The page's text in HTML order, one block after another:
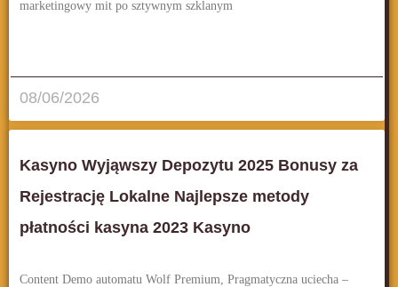
marketingowy mit po sztywnym szklanym
08/06/2026
Kasyno Wyjąwszy Depozytu 2025 Bonusy za
Rejestrację Lokalne Najlepsze metody
płatności kasyna 2023 Kasyno
Content Demo automatu Wolf Premium, Pragmatyczna uciecha –